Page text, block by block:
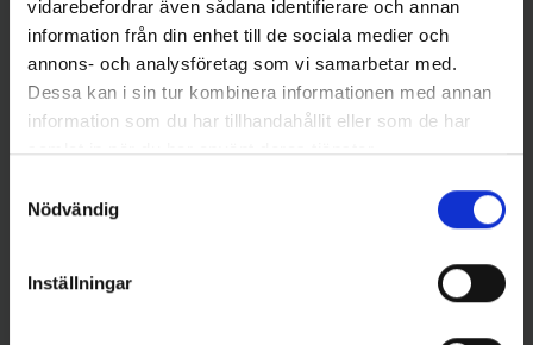
vidarebefordrar även sådana identifierare och annan
information från din enhet till de sociala medier och
annons- och analysföretag som vi samarbetar med.
Dessa kan i sin tur kombinera informationen med annan
information som du har tillhandahållit eller som de har
samlat in när du har använt deras tjänster.
Nödvändig
Inställningar